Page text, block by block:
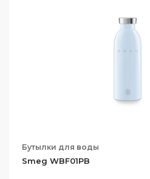
Бутылки для воды
Smeg WBF01PB